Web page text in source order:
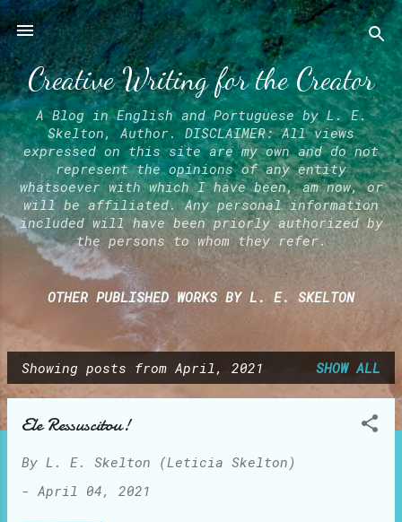
Skip to main content
Creative Writing for the Creator
A Blog in English and Portuguese by L. E.
Skelton, Author. DISCLAIMER: All views
expressed on this site are my own and do not
represent the opinions of any entity
whatsoever with which I have been, am now, or
will be affiliated. Any personal information
included will have been priorly authorized by
the persons to whom they refer.
OTHER PUBLISHED WORKS BY L. E. SKELTON
P
Showing posts from April, 2021 SHOW ALL
Ele Ressuscitou!
By L. E. Skelton (Leticia Skelton)
- April 04, 2021